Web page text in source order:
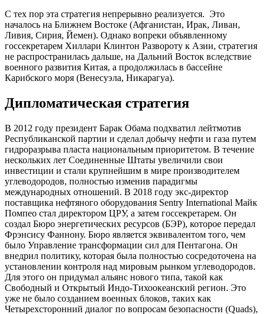
С тех пор эта стратегия непрерывно реализуется. Это
началось на Ближнем Востоке (Афганистан, Ирак, Ливан,
Ливия, Сирия, Йемен). Однако вопреки объявленному
госсекретарем Хиллари Клинтон Развороту к Азии, стратегия
не распространилась дальше, на Дальний Восток вследствие
военного развития Китая, а продолжилась в бассейне
Карибского моря (Венесуэла, Никарагуа).
Дипломатическая стратегия
В 2012 году президент Барак Обама подхватил лейтмотив
Республиканской партии и сделал добычу нефти и газа путем
гидроразрыва пласта национальным приоритетом. В течение
нескольких лет Соединенные Штаты увеличили свои
инвестиции и стали крупнейшим в мире производителем
углеводородов, полностью изменив парадигмы
международных отношений. В 2018 году экс-директор
поставщика нефтяного оборудования Sentry International Майк
Помпео стал директором ЦРУ, а затем госсекретарем. Он
создал Бюро энергетических ресурсов (БЭР), которое передал
Фрэнсису Фаннону. Бюро является эквивалентом того, чем
было Управление трансформации сил для Пентагона. Он
внедрил политику, которая была полностью сосредоточена на
установлении контроля над мировым рынком углеводородов.
Для этого он придумал альянс нового типа, такой как
Свободный и Открытый Индо-Тихоокеанский регион. Это
уже не было созданием военных блоков, таких как
Четырехсторонний диалог по вопросам безопасности (Quads),